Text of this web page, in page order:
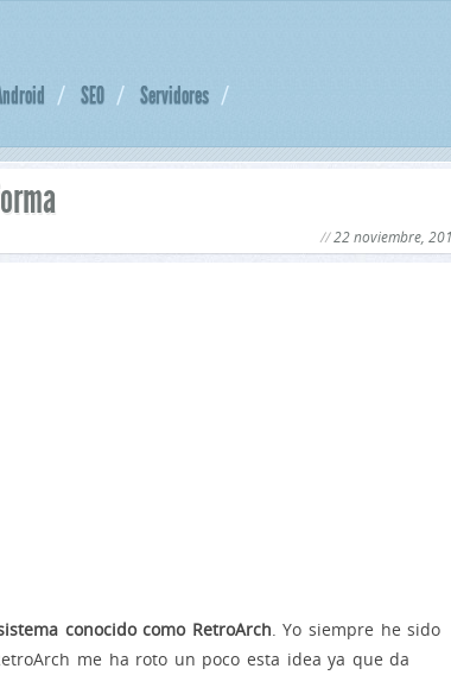
SEO Servidores
22 noviembre,
conocido como RetroArch . Yo siempre he sido
me ha roto un poco esta idea ya que da